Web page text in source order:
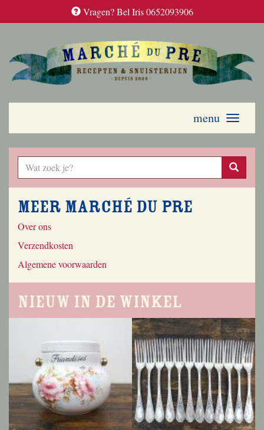
Vragen? Bel Iris 0652093906
Toggle
menu
Meer Marché du Pre
Over ons
Verzendkosten
Algemene voorwaarden
Nieuw in de winkel